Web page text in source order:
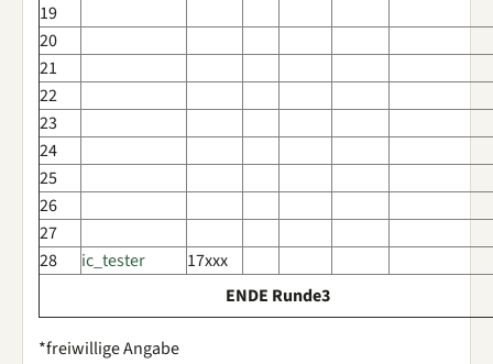
19
20
21
22
23
24
25
26
27
28
ic_tester
17xxx
ENDE Runde3
*freiwillige Angabe